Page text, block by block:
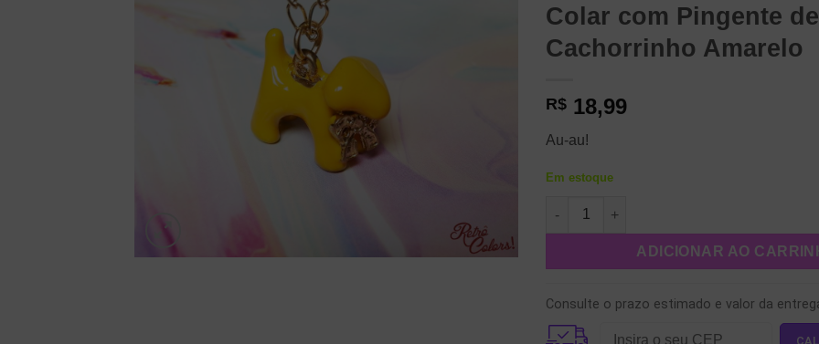
Colar com Pingente de
Cachorrinho Amarelo
R$ 18,99
Au-au!
Em estoque
Colar com Pingente de Cachorrinho
ADICIONAR AO
Consulte o prazo estimado e valor da